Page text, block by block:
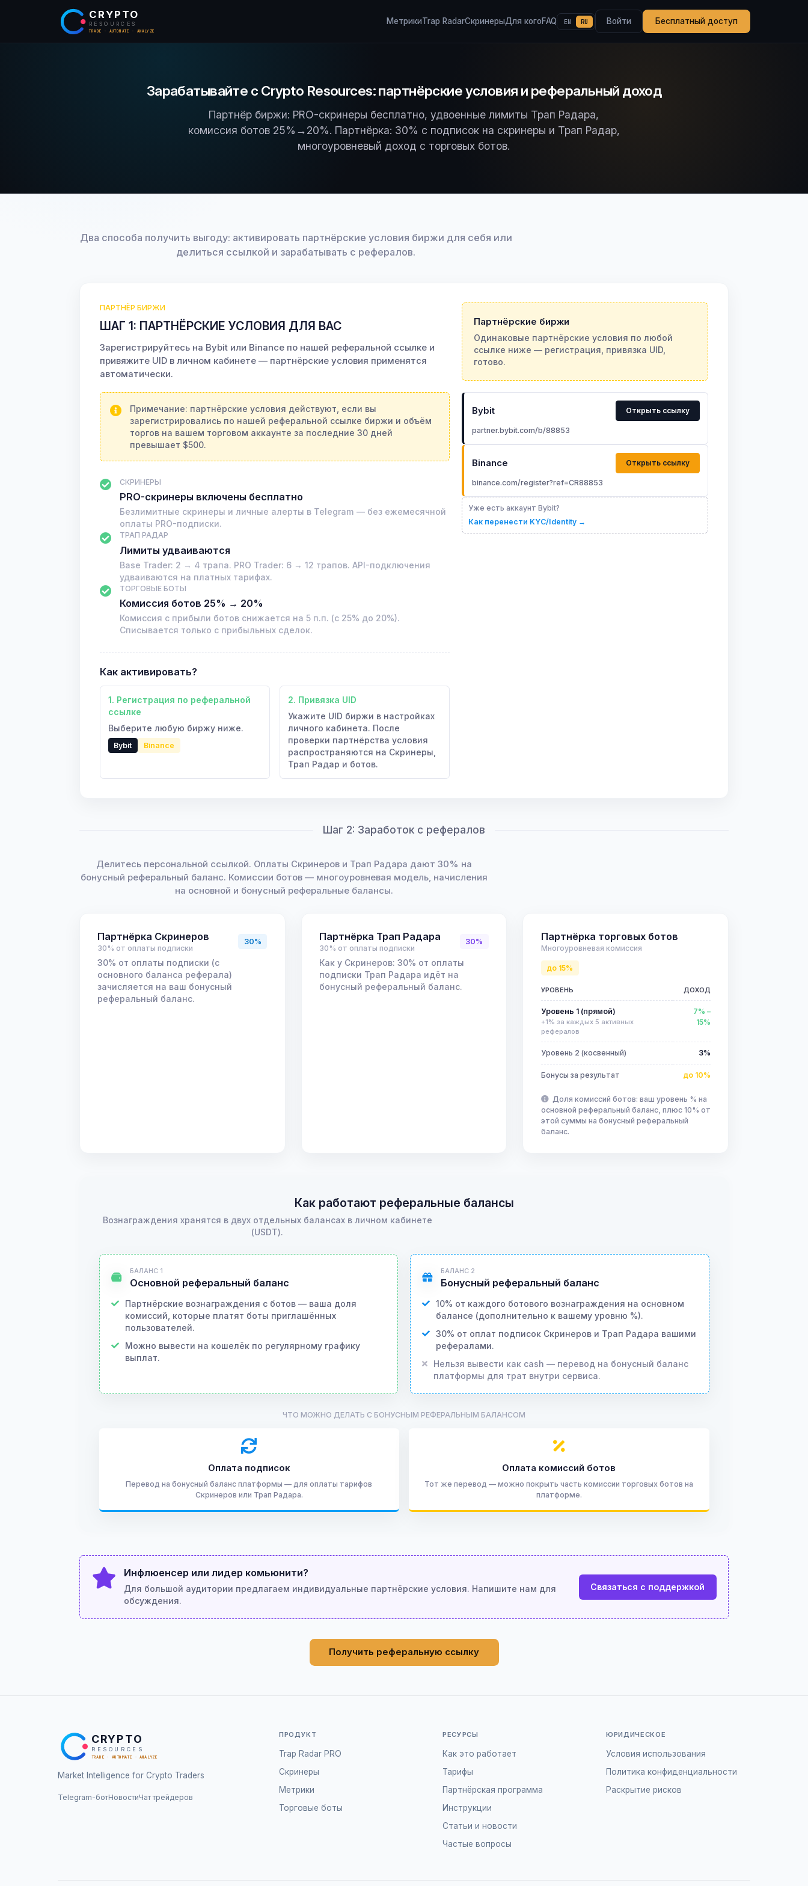
CRYPTO
RESOURCES
TRADE · AUTOMATE · ANALYZE
МетрикиTrap RadarСкринерыДля когоFAQ EN RU Войти Бесплатный доступ
Зарабатывайте с Crypto Resources: партнёрские условия и реферальный доход
Партнёр биржи: PRO-скринеры бесплатно, удвоенные лимиты Трап Радара,
комиссия ботов 25%→20%. Партнёрка: 30% с подписок на скринеры и Трап Радар,
многоуровневый доход с торговых ботов.
Два способа получить выгоду: активировать партнёрские условия биржи для себя или
делиться ссылкой и зарабатывать с рефералов.
ПАРТНЁР БИРЖИ
ШАГ 1: ПАРТНЁРСКИЕ УСЛОВИЯ ДЛЯ ВАС
Зарегистрируйтесь на Bybit или Binance по нашей реферальной ссылке и
привяжите UID в личном кабинете — партнёрские условия применятся
автоматически.
Примечание: партнёрские условия действуют, если вы
зарегистрировались по нашей реферальной ссылке биржи и объём
торгов на вашем торговом аккаунте за последние 30 дней
превышает $500.
СКРИНЕРЫ
PRO-скринеры включены бесплатно
Безлимитные скринеры и личные алерты в Telegram — без ежемесячной
оплаты PRO-подписки.
ТРАП РАДАР
Лимиты удваиваются
Base Trader: 2 → 4 трапа. PRO Trader: 6 → 12 трапов. API-подключения
удваиваются на платных тарифах.
ТОРГОВЫЕ БОТЫ
Комиссия ботов 25% → 20%
Комиссия с прибыли ботов снижается на 5 п.п. (с 25% до 20%).
Списывается только с прибыльных сделок.
Как активировать?
1. Регистрация по реферальной
ссылке
Выберите любую биржу ниже.
Bybit Binance
2. Привязка UID
Укажите UID биржи в настройках
личного кабинета. После
проверки партнёрства условия
распространяются на Скринеры,
Трап Радар и ботов.
Партнёрские биржи
Одинаковые партнёрские условия по любой
ссылке ниже — регистрация, привязка UID,
готово.
Bybit Открыть ссылку
partner.bybit.com/b/88853
Binance Открыть ссылку
binance.com/register?ref=CR88853
Уже есть аккаунт Bybit?
Как перенести KYC/Identity →
Шаг 2: Заработок с рефералов
Делитесь персональной ссылкой. Оплаты Скринеров и Трап Радара дают 30% на
бонусный реферальный баланс. Комиссии ботов — многоуровневая модель, начисления
на основной и бонусный реферальные балансы.
Партнёрка Скринеров
30% от оплаты подписки
30%
30% от оплаты подписки (с
основного баланса реферала)
зачисляется на ваш бонусный
реферальный баланс.
Партнёрка Трап Радара
30% от оплаты подписки
30%
Как у Скринеров: 30% от оплаты
подписки Трап Радара идёт на
бонусный реферальный баланс.
Партнёрка торговых ботов
Многоуровневая комиссия
до 15%
УРОВЕНЬ ДОХОД
Уровень 1 (прямой)
+1% за каждых 5 активных
рефералов
7% –
15%
Уровень 2 (косвенный) 3%
Бонусы за результат до 10%
Доля комиссий ботов: ваш уровень % на
основной реферальный баланс, плюс 10% от
этой суммы на бонусный реферальный
баланс.
Как работают реферальные балансы
Вознаграждения хранятся в двух отдельных балансах в личном кабинете
(USDT).
БАЛАНС 1
Основной реферальный баланс
Партнёрские вознаграждения с ботов — ваша доля
комиссий, которые платят боты приглашённых
пользователей.
Можно вывести на кошелёк по регулярному графику
выплат.
БАЛАНС 2
Бонусный реферальный баланс
10% от каждого ботового вознаграждения на основном
балансе (дополнительно к вашему уровню %).
30% от оплат подписок Скринеров и Трап Радара вашими
рефералами.
Нельзя вывести как cash — перевод на бонусный баланс
платформы для трат внутри сервиса.
ЧТО МОЖНО ДЕЛАТЬ С БОНУСНЫМ РЕФЕРАЛЬНЫМ БАЛАНСОМ
Оплата подписок
Перевод на бонусный баланс платформы — для оплаты тарифов
Скринеров или Трап Радара.
Оплата комиссий ботов
Тот же перевод — можно покрыть часть комиссии торговых ботов на
платформе.
Инфлюенсер или лидер комьюнити?
Для большой аудитории предлагаем индивидуальные партнёрские условия. Напишите нам для
обсуждения.
Связаться с поддержкой
Получить реферальную ссылку
CRYPTO
RESOURCES
TRADE · AUTOMATE · ANALYZE
Market Intelligence for Crypto Traders
Telegram-ботНовостиЧат трейдеров
ПРОДУКТ
Trap Radar PRO
Скринеры
Метрики
Торговые боты
РЕСУРСЫ
Как это работает
Тарифы
Партнёрская программа
Инструкции
Статьи и новости
Частые вопросы
ЮРИДИЧЕСКОЕ
Условия использования
Политика конфиденциальности
Раскрытие рисков